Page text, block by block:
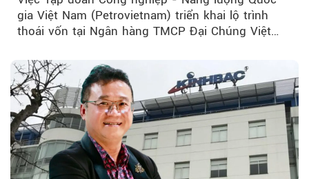
gia Việt Nam (Petrovietnam) triển khai lộ trình
thoái vốn tại Ngân hàng TMCP Đại Chúng Việt